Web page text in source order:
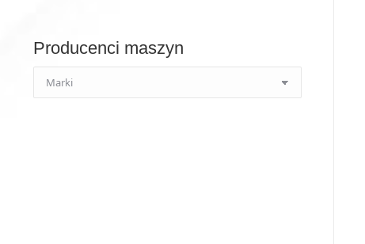
Producenci maszyn